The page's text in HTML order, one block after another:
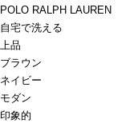
POLO RALPH LAUREN
自宅で洗える
上品
ブラウン
ネイビー
モダン
印象的